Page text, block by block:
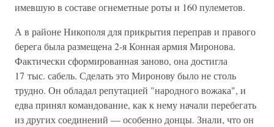
имевшую в составе огнеметные роты и 160 пулеметов.
А в районе Никополя для прикрытия переправ и правого
берега была размещена 2-я Конная армия Миронова.
Фактически сформированная заново, она достигла
17 тыс. сабель. Сделать это Миронову было не столь
трудно. Он обладал репутацией "народного вожака", и
едва принял командование, как к нему начали перебегать
из других соединений — особенно донцы. Знали, что он